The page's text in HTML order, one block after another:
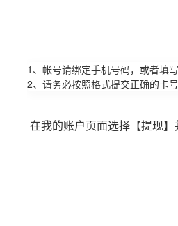
1、帐号请绑定手机号码，或者填
2、请务必按照格式提交正确的卡
在我的账户页面选择【提现